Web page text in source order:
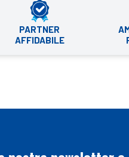
PARTNER
AFFIDABILE